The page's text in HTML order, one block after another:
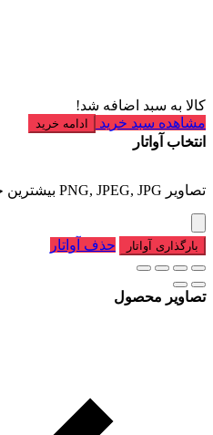
کالا به سبد اضافه شد!
مشاهده سبد خرید
ادامه خرید
انتخاب آواتار
تصاویر PNG, JPEG, JPG بیشترین حجم مجاز 3 مگابایت
بارگذاری آواتار حذف آواتار
تصاویر محصول